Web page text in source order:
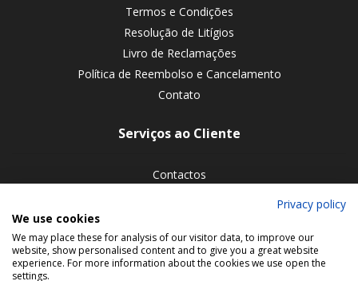
Termos e Condições
Resolução de Litígios
Livro de Reclamações
Política de Reembolso e Cancelamento
Contato
Serviços ao Cliente
Contactos
Siga-nos nas redes sociais
Privacy policy
We use cookies
We may place these for analysis of our visitor data, to improve our
website, show personalised content and to give you a great website
experience. For more information about the cookies we use open the
settings.